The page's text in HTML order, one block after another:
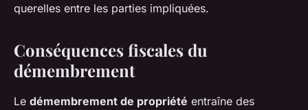
querelles entre les parties impliquées.
Conséquences fiscales du
démembrement
Le démembrement de propriété entraîne des